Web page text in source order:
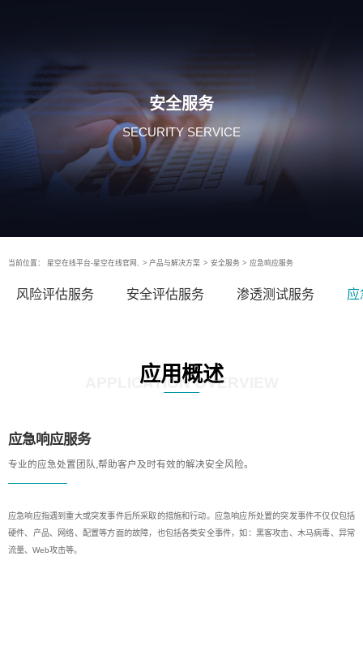
安全服务
SECURITY SERVICE
当前位置： 星空在线平台-星空在线官网, > 产品与解决方案 > 安全服务 > 应急响应服务
风险评估服务 安全评估服务 渗透测试服务 应
应用概述
APPLICATION OVERVIEW
应急响应服务
专业的应急处置团队,帮助客户及时有效的解决安全风险。
应急响应指遇到重大或突发事件后所采取的措施和行动。应急响应所处置的突发事件不仅仅包括
硬件、产品、网络、配置等方面的故障，也包括各类安全事件，如：黑客攻击、木马病毒、异常
流量、Web攻击等。